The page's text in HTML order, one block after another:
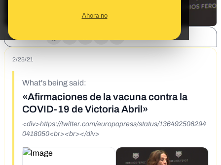
Ahora no
2/25/21
What's being said:
«Afirmaciones de la vacuna contra la
COVID-19 de Victoria Abril»
<div>https://twitter.com/europapress/status/136492506294
0418050<br><br></div>